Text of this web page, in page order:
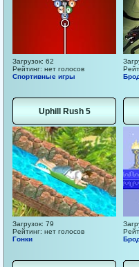
Загрузок: 62
Рейтинг: нет голосов
Спортивные игры
Uphill Rush 5
Загрузок: 79
Рейтинг: нет голосов
Гонки